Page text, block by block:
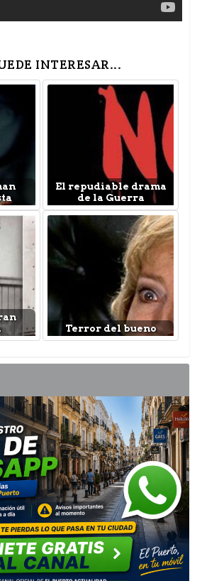
INTERESAR...
El repudiable drama
de la Guerra
Terror del bueno